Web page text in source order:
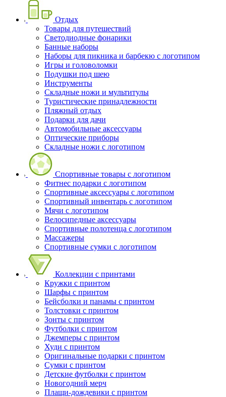
Отдых
Товары для путешествий
Светодиодные фонарики
Банные наборы
Наборы для пикника и барбекю с логотипом
Игры и головоломки
Подушки под шею
Инструменты
Складные ножи и мультитулы
Туристические принадлежности
Пляжный отдых
Подарки для дачи
Автомобильные аксессуары
Оптические приборы
Складные ножи с логотипом
Спортивные товары с логотипом
Фитнес подарки с логотипом
Спортивные аксессуары с логотипом
Спортивный инвентарь с логотипом
Мячи с логотипом
Велосипедные аксессуары
Спортивные полотенца с логотипом
Массажеры
Спортивные сумки с логотипом
Коллекции с принтами
Кружки с принтом
Шарфы с принтом
Бейсболки и панамы с принтом
Толстовки с принтом
Зонты с принтом
Футболки с принтом
Джемперы с принтом
Худи с принтом
Оригинальные подарки с принтом
Сумки с принтом
Детские футболки с принтом
Новогодний мерч
Плащи-дождевики с принтом